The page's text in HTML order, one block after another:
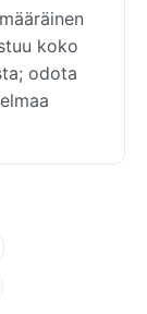
koko
odota